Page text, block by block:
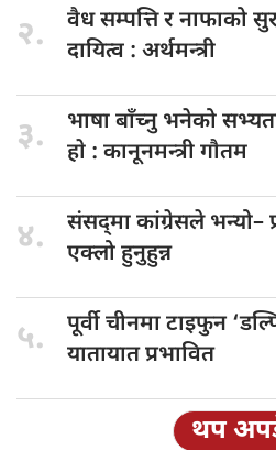
२. वैध सम्पत्तिर नाफाको
दायित्व : अर्थमन्त्री
३. भाषा बाँच्नुभनेको सभ्यता
हाे : कानूनमन्त्री गाैतम
४. संसद्‌मा कांग्रेसले भन्यो–
एक्लो हुनुहुन्न
५. पूर्वी चीनमाटाइफुन
यातायात प्रभावित
थप